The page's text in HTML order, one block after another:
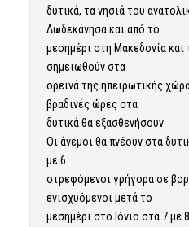
δυτικά, τα νησιά του
Δωδεκάνησα και από το
μεσημέρι στη Μακεδονία
σημειωθούν στα
ορεινά της ηπειρωτικής
βραδινές ώρες στα
δυτικά θα εξασθενήσουν.
Οι άνεμοι θα πνέουν στα
με 6
στρεφόμενοι γρήγορα σε
ενισχυόμενοι μετά το
μεσημέρι στο Ιόνιο στα 7 με